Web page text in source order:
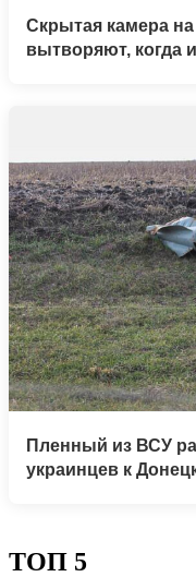
Скрытая камера
вытворяют, когда
Пленный из ВСУ
украинцев к
ТОП 5